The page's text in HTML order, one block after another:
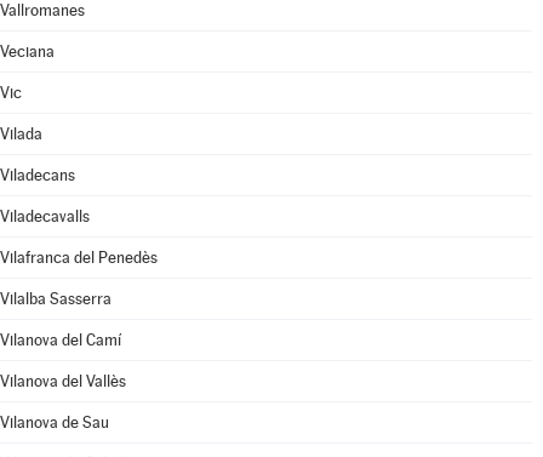
Vallromanes
Veciana
Vic
Vilada
Viladecans
Viladecavalls
Vilafranca del Penedès
Vilalba Sasserra
Vilanova del Camí
Vilanova del Vallès
Vilanova de Sau